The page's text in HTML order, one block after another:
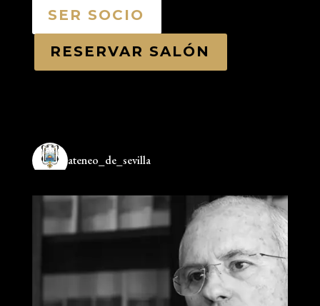
SER SOCIO
RESERVAR SALÓN
ateneo_de_sevilla